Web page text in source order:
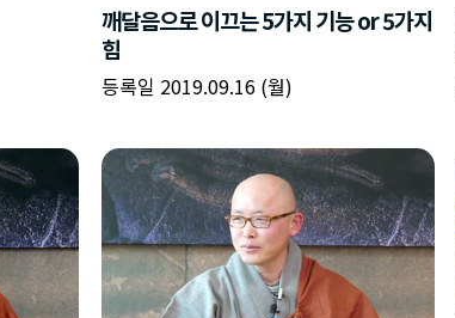
깨달음으로 이끄는 5가지 기능 or 5가지
힘
등록일 2019.09.16 (월)